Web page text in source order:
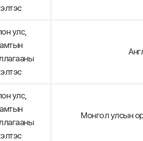
улс,
улс,
Монгол улсын